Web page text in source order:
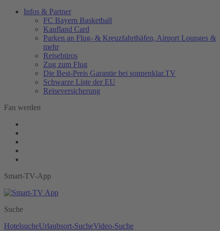
Infos & Partner
FC Bayern Basketball
Kaufland Card
Parken an Flug- & Kreuzfahrthäfen, Airport Lounges &
mehr
Reisebüros
Zug zum Flug
Die Best-Preis Garantie bei sonnenklar.TV
Schwarze Liste der EU
Reiseversicherung
Fan werden
Smart-TV-App
Suche
HotelsucheUrlaubsort-SucheVideo-Suche